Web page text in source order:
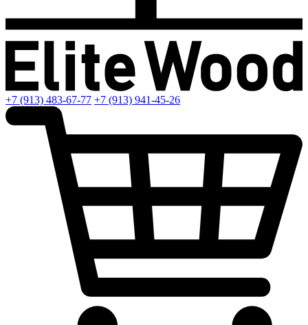
+7 (913) 483-67-77 +7 (913) 941-45-26